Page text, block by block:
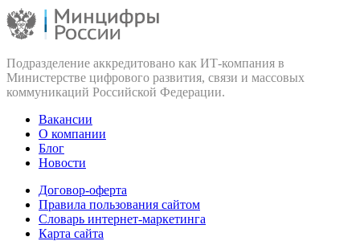
Подразделение аккредитовано как ИТ‑компания в
Министерстве цифрового развития, связи и массовых
коммуникаций Российской Федерации.
Вакансии
О компании
Блог
Новости
Договор-оферта
Правила пользования сайтом
Словарь интернет-маркетинга
Карта сайта